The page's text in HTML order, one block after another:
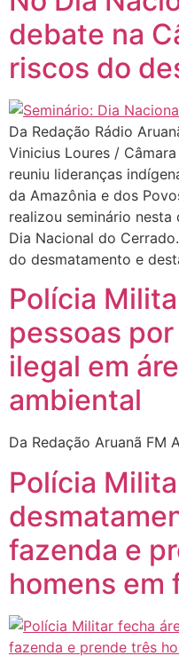
debate na
riscos do
Da Redação Rádio
Vinicius Loures /
reuniu lideranças
da Amazônia e dos
realizou seminário
Dia Nacional do
do desmatamento e
Polícia
pessoas
ilegal em
ambiental
Da Redação Aruanã FM
Polícia
fazenda e
homens em